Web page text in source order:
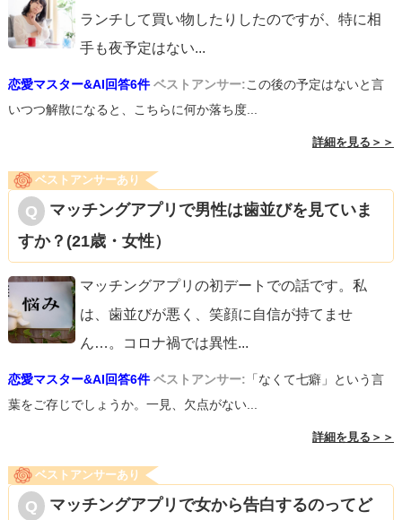
ランチして買い物したりしたのですが、特に相
手も夜予定はない...
恋愛マスター&AI回答6件 ベストアンサー:この後の予定はないと言
いつつ解散になると、こちらに何か落ち度...
詳細を見る＞＞
ベストアンサーあり
マッチングアプリで男性は歯並びを見ていま
すか？(21歳・女性）
マッチングアプリの初デートでの話です。私
は、歯並びが悪く、笑顔に自信が持てませ
ん…。コロナ禍では異性...
恋愛マスター&AI回答6件 ベストアンサー: 「なくて七癖」という言
葉をご存じでしょうか。一見、欠点がない...
詳細を見る＞＞
ベストアンサーあり
マッチングアプリで女から告白するのってど